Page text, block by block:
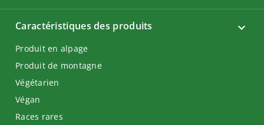
Caractéristiques des produits
Produit en alpage
Produit de montagne
Végétarien
Végan
Races rares